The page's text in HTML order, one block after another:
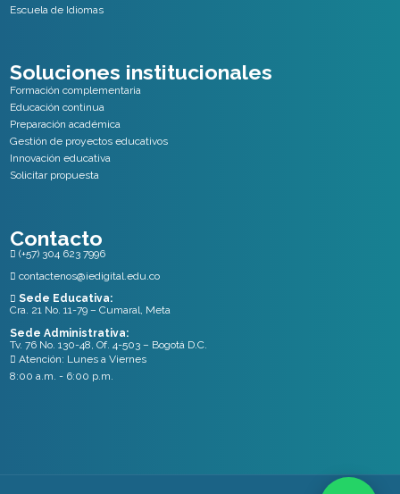
Escuela de Idiomas
Soluciones institucionales
Formación complementaria
Educación continua
Preparación académica
Gestión de proyectos educativos
Innovación educativa
Solicitar propuesta
Contacto
 (+57) 304 623 7996
 contactenos@iedigital.edu.co
 Sede Educativa:
Cra. 21 No. 11-79 – Cumaral, Meta
Sede Administrativa:
Tv. 76 No. 130-48, Of. 4-503 – Bogotá D.C.
 Atención: Lunes a Viernes
8:00 a.m. - 6:00 p.m.